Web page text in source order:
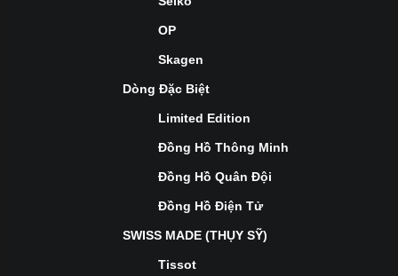
OP
Skagen
Dòng Đặc Biệt
Limited Edition
Đồng Hồ Thông Minh
Đồng Hồ Quân Đội
Đồng Hồ Điện Tử
SWISS MADE (THỤY SỸ)
Tissot